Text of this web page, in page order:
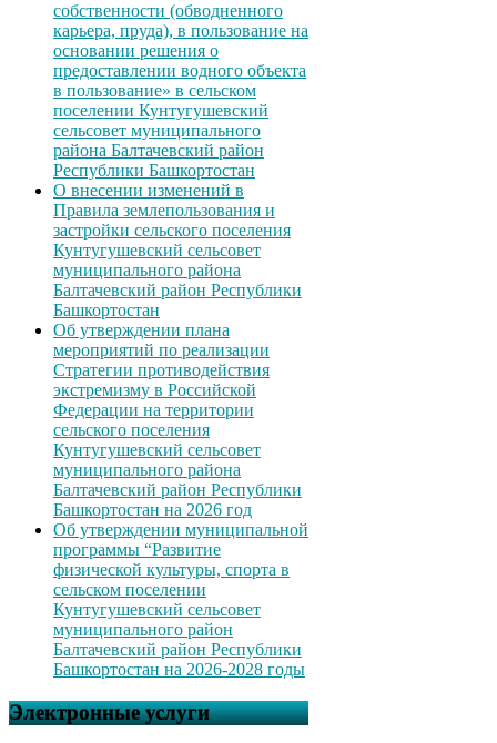
собственности (обводненного
карьера, пруда), в пользование на
основании решения о
предоставлении водного объекта
в пользование» в сельском
поселении Кунтугушевский
сельсовет муниципального
района Балтачевский район
Республики Башкортостан
О внесении изменений в
Правила землепользования и
застройки сельского поселения
Кунтугушевский сельсовет
муниципального района
Балтачевский район Республики
Башкортостан
Об утверждении плана
мероприятий по реализации
Стратегии противодействия
экстремизму в Российской
Федерации на территории
сельского поселения
Кунтугушевский сельсовет
муниципального района
Балтачевский район Республики
Башкортостан на 2026 год
Об утверждении муниципальной
программы “Развитие
физической культуры, спорта в
сельском поселении
Кунтугушевский сельсовет
муниципального район
Балтачевский район Республики
Башкортостан на 2026-2028 годы
Электронные услуги